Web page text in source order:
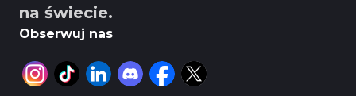
na świecie.
Obserwuj nas